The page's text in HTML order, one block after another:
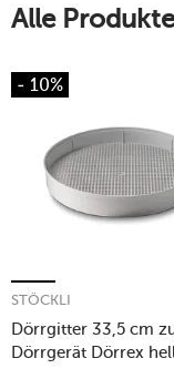
Alle
- 10%
Dörrgitter 33,5 cm
Dörrgerät Dörrex
STÖCKLI